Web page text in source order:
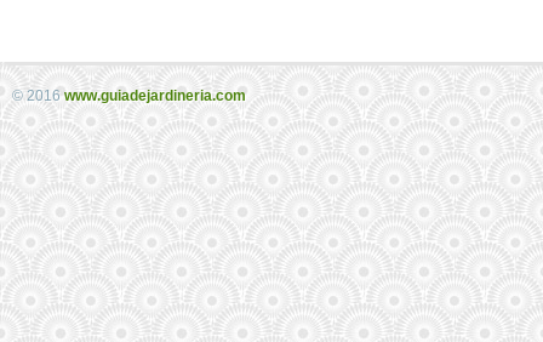
© 2016www.guiadejardineria.com